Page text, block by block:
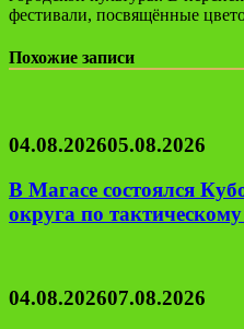
фестивали, посвящённые
Похожие записи
04.08.202605.08.2026
В Магасе состоялся
округа по
04.08.202607.08.2026